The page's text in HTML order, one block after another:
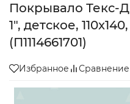
Покрывало Текс-
1", детское,
(П1114661701)
Избранное Сравнение